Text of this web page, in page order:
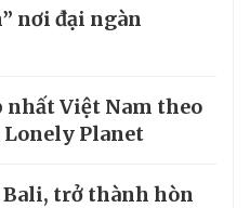
nơi đại ngàn
nhất Việt Nam theo
Planet
Bali, trở thành hòn